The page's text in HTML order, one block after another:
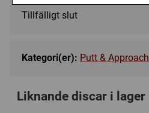
Tillfälligt slut
Kategori(er): Putt & Approach
Liknande discar i lager